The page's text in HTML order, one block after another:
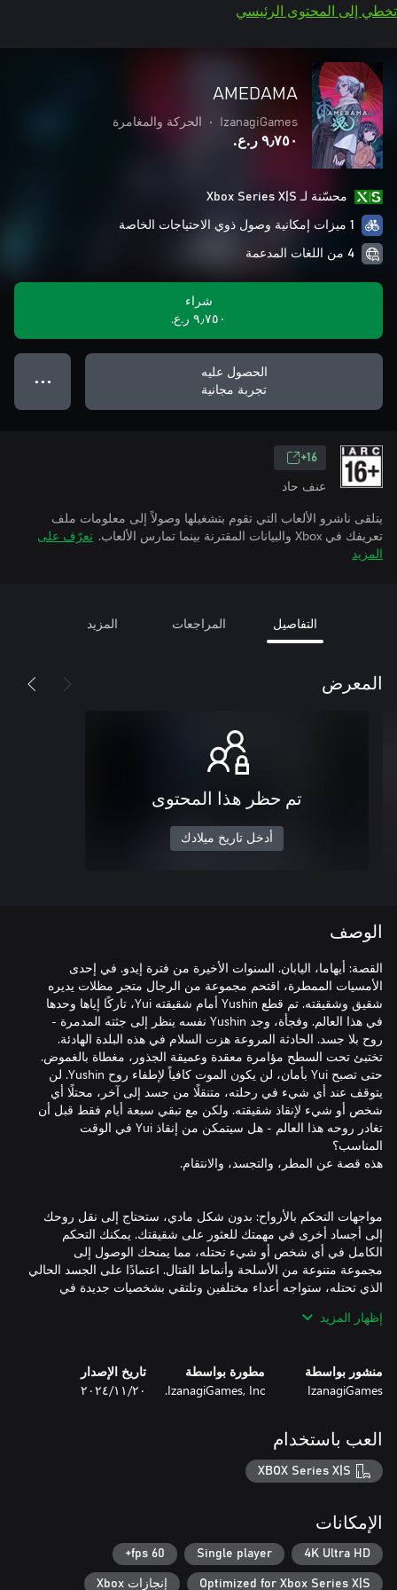
تخطي إلى المحتوى الرئيسي
AMEDAMA
IzanagiGames
• الحركة والمغامرة
٩٫٧٥٠ ر.ع.‏
محسّنة لـ Xbox Series X|S
1 ميزات إمكانية وصول ذوي الاحتياجات الخاصة
4 من اللغات المدعمة
شراء
٩٫٧٥٠ ر.ع.‏
الحصول عليه
تجربة مجانية
● ● ●
16+
عنف حاد
يتلقى ناشرو الألعاب التي تقوم بتشغيلها وصولاً إلى معلومات ملف
تعريفك في Xbox والبيانات المقترنة بينما تمارس الألعاب.
تعرّف على
المزيد
التفاصيل المراجعات المزيد
المعرض
تم حظر هذا المحتوى
أدخل تاريخ ميلادك
الوصف
القصة: أيهاما، اليابان. السنوات الأخيرة من فترة إيدو. في إحدى
الأمسيات الممطرة، اقتحم مجموعة من الرجال متجر مظلات يديره
شقيق وشقيقته. تم قطع Yushin أمام شقيقته Yui، تاركًا إياها وحدها
في هذا العالم. وفجأة، وجد Yushin نفسه ينظر إلى جثته المدمرة -
روح بلا جسد. الحادثة المروعة هزت السلام في هذه البلدة الهادئة.
تختبئ تحت السطح مؤامرة معقدة وعميقة الجذور، مغطاة بالغموض.
حتى تصبح Yui بأمان، لن يكون الموت كافياً لإطفاء روح Yushin. لن
يتوقف عند أي شيء في رحلته، متنقلًا من جسد إلى آخر، محتلًا أي
شخص أو شيء لإنقاذ شقيقته. ولكن مع تبقي سبعة أيام فقط قبل أن
تغادر روحه هذا العالم - هل سيتمكن من إنقاذ Yui في الوقت
مواجهات التحكم بالأرواح: بدون شكل مادي، ستحتاج إلى نقل روحك
إلى أجساد أخرى في مهمتك للعثور على شقيقتك. يمكنك التحكم
الكامل في أي شخص أو شيء تحتله، مما يمنحك الوصول إلى
مجموعة متنوعة من الأسلحة وأنماط القتال. اعتمادًا على الجسد الحالي
الذي تحتله، ستواجه أعداء مختلفين وتلتقي بشخصيات جديدة في
بأسلوب بكسل مميز. في العالم الكئيب لـAMEDAMA، الجمال والظلام
التجسد والعواقب: أثناء إعادة عيش نفس الفترة الزمنية لمدة سبعة أيام
مرارًا وتكرارًا، ستؤثر اختياراتك على القصة التي تتكشف من حولك.
Yushin، بعد أن أتقن مفتاح المعارك، يستخدم تقنية تعرف باسم ""الرد
الضبابي"". من خلال التصدي لهجمات الخصم، يتم إلحاق أضرار كبيرة
إظهار المزيد
منشور بواسطة
IzanagiGames
مطورة بواسطة
IzanagiGames, Inc.
تاريخ الإصدار
٢٠‏/١١‏/٢٠٢٤
العب باستخدام
XBOX Series X|S
الإمكانات
4K Ultra HD
Single player
60 fps+
Optimized for Xbox Series X|S إنجازات Xbox